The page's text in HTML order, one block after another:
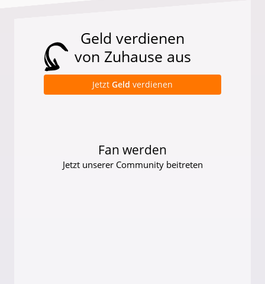
Geld verdienen
von Zuhause aus
Jetzt Geld verdienen
Fan werden
Jetzt unserer Community beitreten